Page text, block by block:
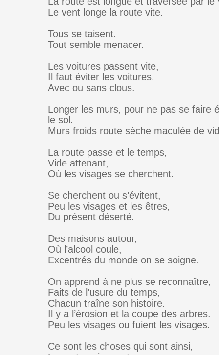
Le vent longe la route vite.
Tous se taisent.
Tout semble menacer.
Les voitures passent vite,
Il faut éviter les voitures.
Avec ou sans clous.
Longer les murs, pour ne pas se faire
le sol.
Murs froids route sèche maculée de
La route passe et le temps,
Vide attenant,
Où les visages se cherchent.
Se cherchent ou s’évitent,
Peu les visages et les êtres,
Du présent déserté.
Des maisons autour,
Où l’alcool coule,
Excentrés du monde on se soigne.
On apprend à ne plus se reconnaître,
Faits de l’usure du temps,
Chacun traîne son histoire.
Il y a l’érosion et la coupe des arbres.
Peu les visages ou fuient les visages.
Ce sont les choses qui sont ainsi,